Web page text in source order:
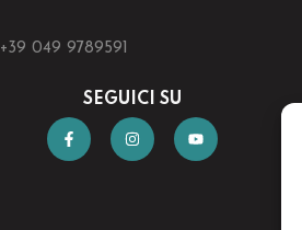
+39 049 9789591
SEGUICI SU